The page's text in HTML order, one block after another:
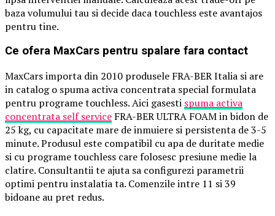
baza volumului tau si decide daca touchless este avantajos
pentru tine.
Ce ofera MaxCars pentru spalare fara contact
MaxCars importa din 2010 produsele FRA-BER Italia si are
in catalog o spuma activa concentrata special formulata
pentru programe touchless. Aici gasesti spuma activa
concentrata self service FRA-BER ULTRA FOAM in bidon de
25 kg, cu capacitate mare de inmuiere si persistenta de 3-5
minute. Produsul este compatibil cu apa de duritate medie
si cu programe touchless care folosesc presiune medie la
clatire. Consultantii te ajuta sa configurezi parametrii
optimi pentru instalatia ta. Comenzile intre 11 si 39
bidoane au pret redus.